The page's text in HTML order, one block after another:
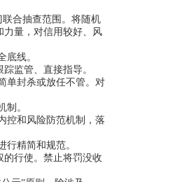
合抽查范围。将随机
力量，对信用较好、风
线。
监管、直接指导。
单封杀或放任不管。对
。
控和风险防范机制，落
精简和规范。
行使。禁止将罚没收